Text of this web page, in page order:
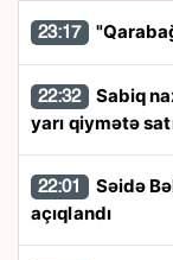
23:17
22:32
yarı qiymətə
22:01
açıqlandı